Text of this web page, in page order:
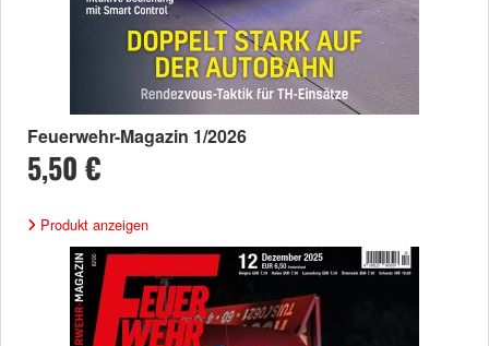
Feuerwehr-Magazin 1/2026
5,50 €
Produkt anzeigen